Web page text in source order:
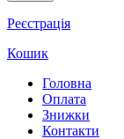
Реєстрація
Кошик
Головна
Оплата
Знижки
Контакти